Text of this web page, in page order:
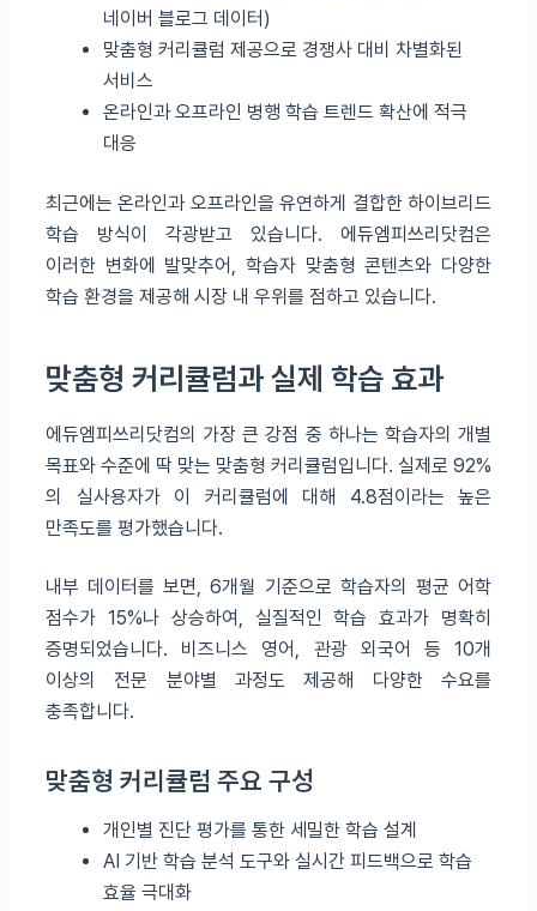
네이버 블로그 데이터)
맞춤형 커리큘럼 제공으로 경쟁사 대비 차별화된
서비스
온라인과 오프라인 병행 학습 트렌드 확산에 적극
대응
최근에는 온라인과 오프라인을 유연하게 결합한 하이브리드
학습 방식이 각광받고 있습니다. 에듀엠피쓰리닷컴은
이러한 변화에 발맞추어, 학습자 맞춤형 콘텐츠와 다양한
학습 환경을 제공해 시장 내 우위를 점하고 있습니다.
맞춤형 커리큘럼과 실제 학습 효과
에듀엠피쓰리닷컴의 가장 큰 강점 중 하나는 학습자의 개별
목표와 수준에 딱 맞는 맞춤형 커리큘럼입니다. 실제로 92%
의 실사용자가 이 커리큘럼에 대해 4.8점이라는 높은
만족도를 평가했습니다.
내부 데이터를 보면, 6개월 기준으로 학습자의 평균 어학
점수가 15%나 상승하여, 실질적인 학습 효과가 명확히
증명되었습니다. 비즈니스 영어, 관광 외국어 등 10개
이상의 전문 분야별 과정도 제공해 다양한 수요를
충족합니다.
맞춤형 커리큘럼 주요 구성
개인별 진단 평가를 통한 세밀한 학습 설계
AI 기반 학습 분석 도구와 실시간 피드백으로 학습
효율 극대화